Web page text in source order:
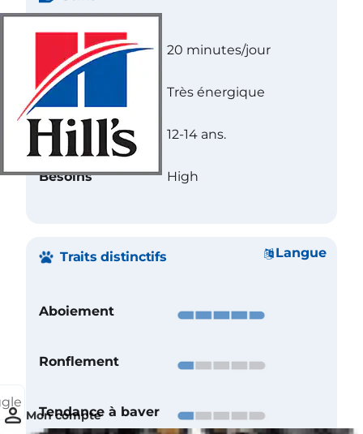
Langue
Mon compte
Exercice 20 minutes/jour
Niveau d’énergie Très énergique
Longévité 12-14 ans.
Besoins High
Traits distinctifs
Aboiement
Ronflement
Tendance à baver